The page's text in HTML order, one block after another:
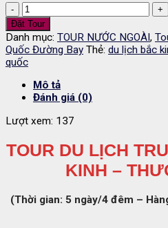
Du
Lịch
Trung
Quốc:
Bắc
Kinh
-
Thượng
5
số
lượng
Đặt Tour
Danh mục: TOUR NƯỚC NGOÀI,
Quốc Đường Bay Thẻ: du lịch bắc
quốc
Mô tả
Đánh giá (0)
Lượt xem: 137
TOUR DU LỊCH
KINH –
(Thời gian: 5 ngày/4 đêm –